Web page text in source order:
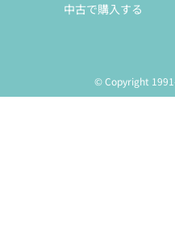
中古で購入する
© Copyright